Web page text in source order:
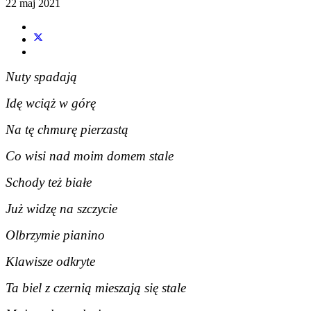
22 maj 2021
Nuty spadają
Idę wciąż w górę
Na tę chmurę pierzastą
Co wisi nad moim domem stale
Schody też białe
Już widzę na szczycie
Olbrzymie pianino
Klawisze odkryte
Ta biel z czernią mieszają się stale